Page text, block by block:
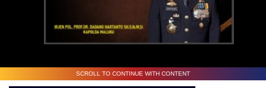
SCROLL TO CONTINUE WITH CONTENT